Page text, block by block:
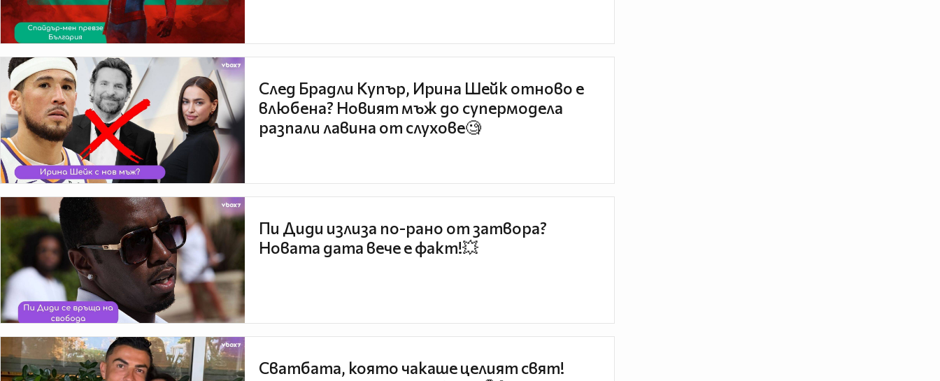
След Брадли Купър, Ирина Шейк отново е
влюбена? Новият мъж до супермодела
разпали лавина от слухове🧐
Пи Диди излиза по-рано от затвора?
Новата дата вече е факт!💥
Сватбата, която чакаше целият свят!